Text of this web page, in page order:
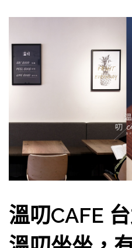
溫叨CAFE